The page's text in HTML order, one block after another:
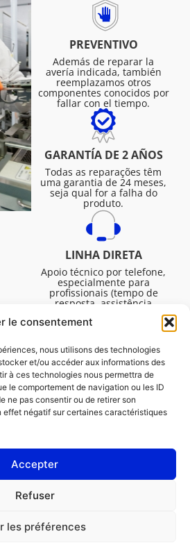
le consentement
nous utilisons des technologies
et/ou accéder aux informations des
à ces technologies nous permettra de
le comportement de navigation ou les ID
ne pas consentir ou de retirer son
effet négatif sur certaines caractéristiques
Accepter
Refuser
les préférences
PREVENTIVO
Además de reparar la
avería indicada, también
reemplazamos otros
componentes conocidos por
fallar con el tiempo.
GARANTÍA DE 2 AÑOS
Todas as reparações têm
uma garantia de 24 meses,
seja qual for a falha do
produto.
LINHA DIRETA
Apoio técnico por telefone,
especialmente para
profissionais (tempo de
resposta, assistência
técnica, etc.). De segunda a
sexta-feira, das 08:30 às